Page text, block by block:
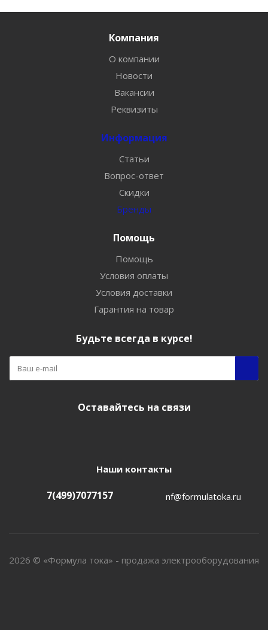
Компания
О компании
Новости
Вакансии
Реквизиты
Информация
Статьи
Вопрос-ответ
Скидки
Бренды
Помощь
Помощь
Условия оплаты
Условия доставки
Гарантия на товар
Будьте всегда в курсе!
Оставайтесь на связи
Наши контакты
7(499)7077157 nf@formulatoka.ru
2026 © «Формула тока» - продажа электрооборудования